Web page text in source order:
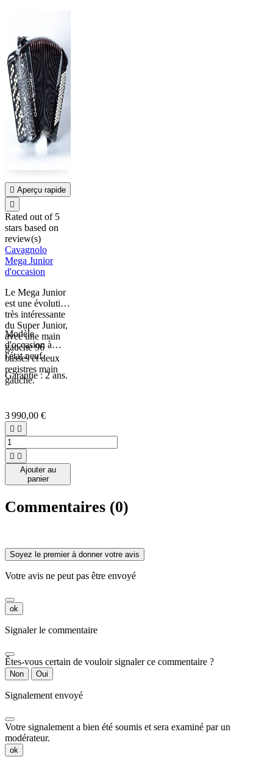
 Aperçu rapide

Rated out of 5
stars based on
review(s)
Cavagnolo
Mega Junior
d'occasion
Le Mega Junior
est une évolution
très intéressante
du Super Junior,
avec une main
gauche 96
basses et deux
registres main
gauche.
Modèle
d'occasion à
l'état neuf.
Garantie : 2 ans.
3 990,00 €
 
 
Ajouter au
panier
Commentaires (0)
Soyez le premier à donner votre avis
Votre avis ne peut pas être envoyé
ok
Signaler le commentaire
Êtes-vous certain de vouloir signaler ce commentaire ?
Non Oui
Signalement envoyé
Votre signalement a bien été soumis et sera examiné par un
modérateur.
ok